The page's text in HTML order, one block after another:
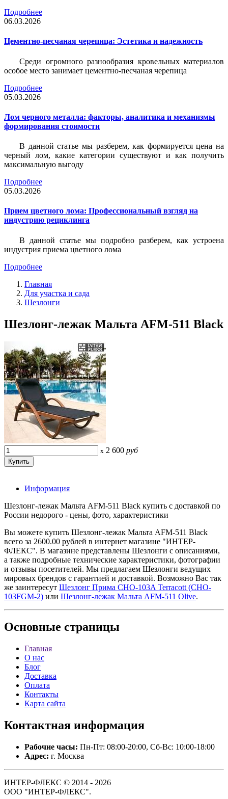
Подробнее
06.03.2026
Цементно-песчаная черепица: Эстетика и надежность
Среди огромного разнообразия кровельных материалов
особое место занимает цементно-песчаная черепица
Подробнее
05.03.2026
Лом черного металла: факторы, аналитика и механизмы
формирования стоимости
В данной статье мы разберем, как формируется цена на
черный лом, какие категории существуют и как получить
максимальную выгоду
Подробнее
05.03.2026
Прием цветного лома: Профессиональный взгляд на
индустрию рециклинга
В данной статье мы подробно разберем, как устроена
индустрия приема цветного лома
Подробнее
Главная
Для участка и сада
Шезлонги
Шезлонг-лежак Мальта AFM-511 Black
x 2 600 руб
Информация
Шезлонг-лежак Мальта AFM-511 Black купить с доставкой по
России недорого - цены, фото, характеристики
Вы можете купить Шезлонг-лежак Мальта AFM-511 Black
всего за 2600.00 рублей в интернет магазине "ИНТЕР-
ФЛЕКС". В магазине представлены Шезлонги с описаниями,
а также подробные технические характеристики, фотографии
и отзывы посетителей. Мы предлагаем Шезлонги ведущих
мировых брендов с гарантией и доставкой. Возможно Вас так
же заинтересут Шезлонг Прима CHO-103A Terracott (CHO-
103FGM-2) или Шезлонг-лежак Мальта AFM-511 Olive.
Основные страницы
Главная
О нас
Блог
Доставка
Оплата
Контакты
Карта сайта
Контактная информация
Рабочие часы: Пн-Пт: 08:00-20:00, Сб-Вс: 10:00-18:00
Адрес: г. Москва
ИНТЕР-ФЛЕКС © 2014 - 2026
ООО "ИНТЕР-ФЛЕКС".